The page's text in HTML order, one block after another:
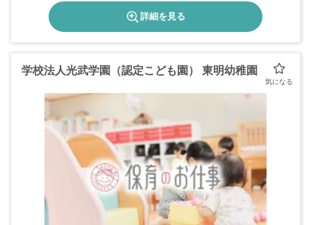
詳細を見る
学校法人光武学園（認定こども園） 東明幼稚園